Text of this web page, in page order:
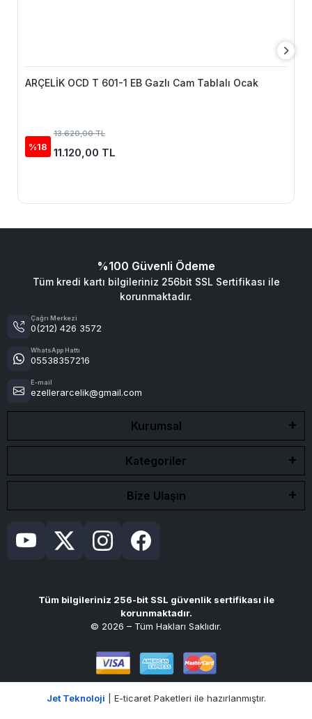
ARÇELİK OCD T 601-1 EB Gazlı Cam Tablalı Ocak
%18
13.620,00 TL
11.120,00 TL
%100 Güvenli Ödeme
Tüm kredi kartı bilgileriniz 256bit SSL Sertifikası ile
korunmaktadır.
Çağrı Merkezi
0(212) 426 3572
WhatsApp Hattı
05538357216
E-mail
ezellerarcelik@gmail.com
Kurumsal
Kategoriler
Bize Ulaşın
Tüm bilgileriniz 256-bit SSL güvenlik sertifikası ile
korunmaktadır.
© 2026 – Tüm Hakları Saklıdır.
Jet Teknoloji | E-ticaret Paketleri ile hazırlanmıştır.